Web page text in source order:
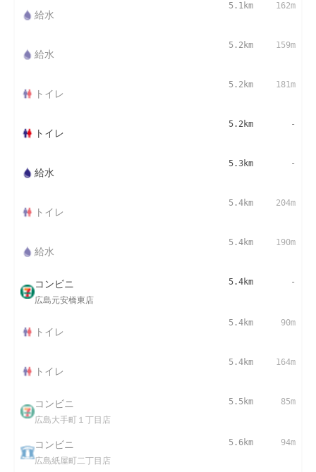
給水
5.1km 162m
給水
5.2km 159m
トイレ
5.2km 181m
トイレ
5.2km -
給水
5.3km -
トイレ
5.4km 204m
給水
5.4km 190m
コンビニ
広島元安橋東店
5.4km -
トイレ
5.4km 90m
トイレ
5.4km 164m
コンビニ
広島大手町１丁目店
5.5km 85m
コンビニ
広島紙屋町二丁目店
5.6km 94m